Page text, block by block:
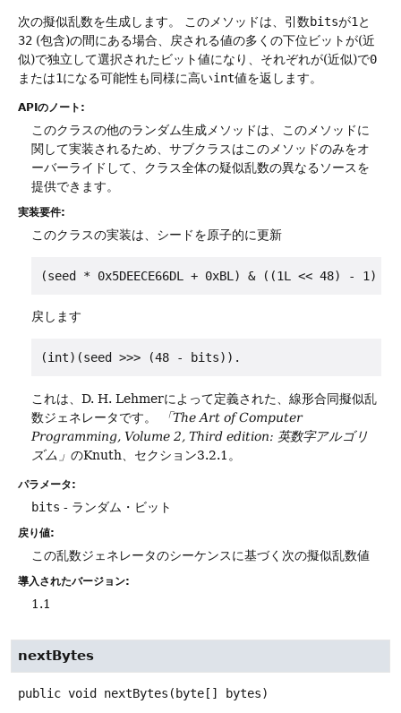
次の擬似乱数を生成します。 このメソッドは、引数bitsが1 と
32 (包含)の間にある場合、戻される値の多くの下位ビットが(近
似)で独立して選択されたビット値になり、それぞれが(近似)で0
または1になる可能性も同様に高いint値を返します。
APIのノート:
このクラスの他のランダム生成メソッドは、このメソッドに
関して実装されるため、サブクラスはこのメソッドのみをオ
ーバーライドして、クラス全体の疑似乱数の異なるソースを
提供できます。
実装要件:
このクラスの実装は、シードを原子的に更新
(seed * 0x5DEECE66DL + 0xBL) & ((1L << 48) - 1)
戻します
(int)(seed >>> (48 - bits)) .
これは、D. H. Lehmerによって定義された、線形合同擬似乱
数ジェネレータです。
「The Art of Computer
Programming, Volume 2, Third edition: 英数字アルゴリ
ズム」 のKnuth、セクション3.2.1。
パラメータ:
bits - ランダム・ビット
戻り値:
この乱数ジェネレータのシーケンスに基づく次の擬似乱数値
導入されたバージョン:
1.1
nextBytes
public void nextBytes (byte[] bytes)